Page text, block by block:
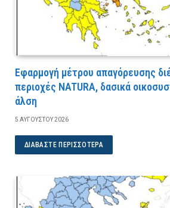
Εφαρμογή μέτρου απαγόρευσης
περιοχές NATURA, δασικά
άλση
5 ΑΥΓΟΎΣΤΟΥ 2026
ΔΙΑΒΆΣΤΕ ΠΕΡΙΣΣΌΤΕΡΑ